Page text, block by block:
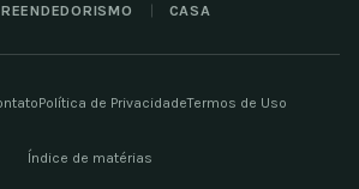
CASA
Política de PrivacidadeTermos de Uso
Índice de matérias